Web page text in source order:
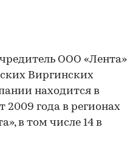
ООО
Виргинских
находится в
2009 года в регионах
в том числе 14 в